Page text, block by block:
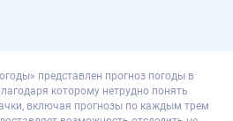
представлен прогноз погоды в
которому нетрудно понять
включая прогнозы по каждым трем